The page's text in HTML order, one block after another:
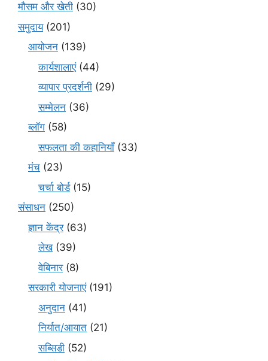
मौसम और खेती (30)
समुदाय(201)
आयोजन (139)
कार्यशालाएं(44)
व्यापार प्रदर्शनी (29)
सम्मेलन (36)
ब्लॉग (58)
सफलता की कहानियाँ(33)
मंच (23)
चर्चा बोर्ड(15)
संसाधन (250)
ज्ञान केंद्र(63)
लेख(39)
वेबिनार(8)
सरकारी योजनाएं(191)
अनुदान (41)
निर्यात/आयात (21)
सब्सिडी (52)